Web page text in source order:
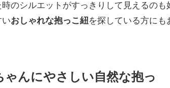
のシルエットがすっきりして見えるのも
いおしゃれな抱っこ紐を探している方にも
んにやさしい自然な抱っ